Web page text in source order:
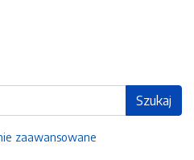
Szukaj
zaawansowane